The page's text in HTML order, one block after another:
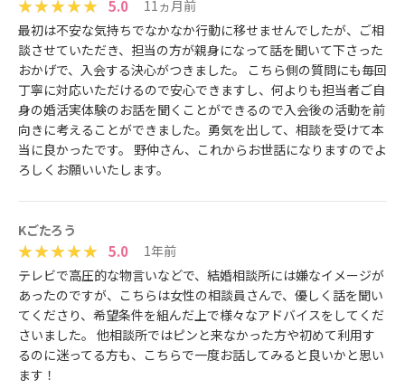
5.0
11ヵ月前
最初は不安な気持ちでなかなか行動に移せませんでしたが、ご相
談させていただき、担当の方が親身になって話を聞いて下さった
おかげで、入会する決心がつきました。 こちら側の質問にも毎回
丁寧に対応いただけるので安心できますし、何よりも担当者ご自
身の婚活実体験のお話を聞くことができるので入会後の活動を前
向きに考えることができました。勇気を出して、相談を受けて本
当に良かったです。 野仲さん、これからお世話になりますのでよ
ろしくお願いいたします。
Kごたろう
5.0
1年前
テレビで高圧的な物言いなどで、結婚相談所には嫌なイメージが
あったのですが、こちらは女性の相談員さんで、優しく話を聞い
てくださり、希望条件を組んだ上で様々なアドバイスをしてくだ
さいました。 他相談所ではピンと来なかった方や初めて利用す
るのに迷ってる方も、こちらで一度お話してみると良いかと思い
ます！